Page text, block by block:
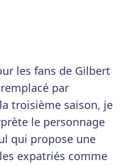
les fans de Gilbert
par
troisième saison, je
le personnage
qui propose une
expatriés comme